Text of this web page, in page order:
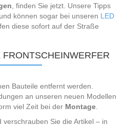
, finden Sie jetzt. Unsere Tipps
und können sogar bei unseren LED
diese sofort auf der Straße
Bauteile entfernt werden.
an unseren neuen Modellen
viel Zeit bei der Montage
Sie die Artikel – in